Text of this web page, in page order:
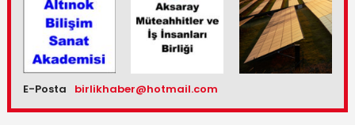
E-Posta birlikhaber@hotmail.com